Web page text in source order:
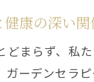
康の深い関
どまらず、私
ガーデンセラ